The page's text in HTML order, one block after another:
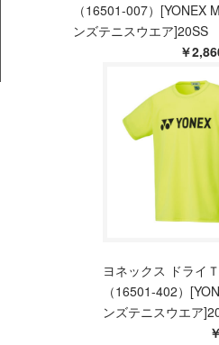
（16501-007）[YONEX
ンズテニスウエア]20SS
￥
ヨネックス ドライ
（16501-402）
ンズテニスウエア